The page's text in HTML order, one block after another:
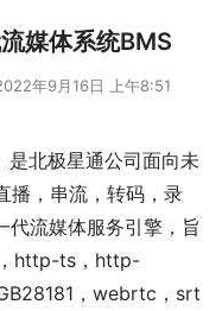
媒体系统BMS
年9月16日 上午8:51
北极星通公司面向未
播，串流，转码，录
代流媒体服务引擎，旨
http-ts，http-
，webrtc，srt